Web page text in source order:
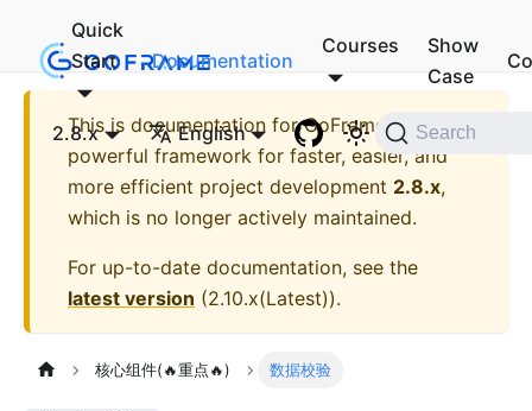
Quick
Start
Documentation
Courses
Show
Case
2.8.x English Search
This is documentation forGoFrame - A
powerful framework for faster, easier, and
more efficient project development 2.8.x,
which is no longer actively maintained.
For up-to-date documentation, see the
latest version (2.10.x(Latest)).
核心组件(🔥重点🔥) 数据校验